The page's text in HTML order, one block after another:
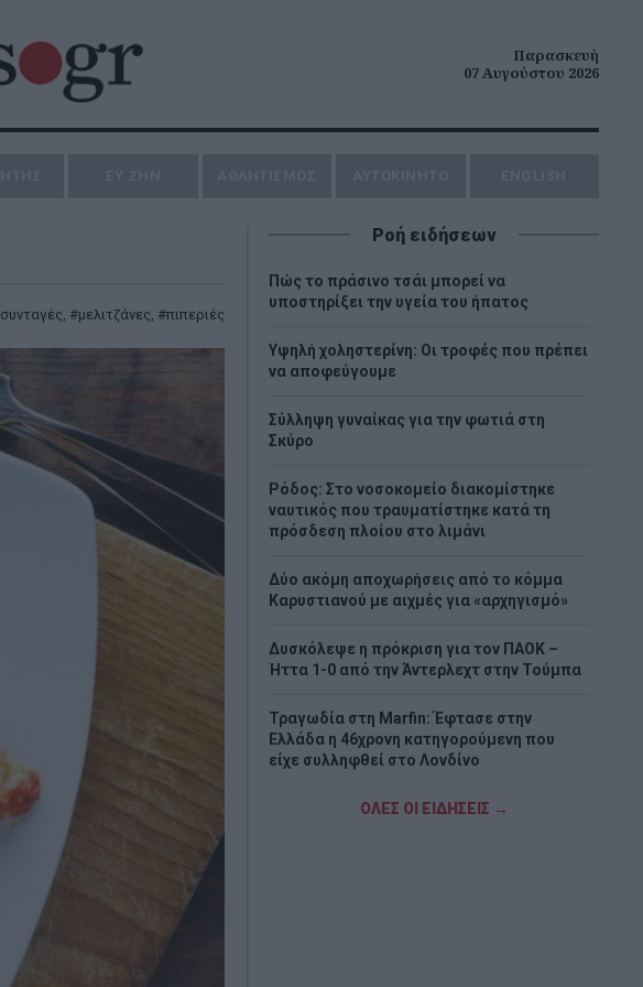
Παρασκευή
07 Αυγούστου 2026
συνταγές, μελιτζάνες, πιπεριές
Ροή ειδήσεων
Πώς το πράσινο τσάι μπορεί να
υποστηρίξει την υγεία του ήπατος
Υψηλή χοληστερίνη: Οι τροφές που πρέπει
να αποφεύγουμε
Σύλληψη γυναίκας για την φωτιά στη
Σκύρο
Ρόδος: Στο νοσοκομείο διακομίστηκε
ναυτικός που τραυματίστηκε κατά τη
πρόσδεση πλοίου στο λιμάνι
Δύο ακόμη αποχωρήσεις από το κόμμα
Καρυστιανού με αιχμές για «αρχηγισμό»
Δυσκόλεψε η πρόκριση για τον ΠΑΟΚ –
Ήττα 1-0 από την Άντερλεχτ στην Τούμπα
Τραγωδία στη Marfin: Έφτασε στην
Ελλάδα η 46χρονη κατηγορούμενη που
είχε συλληφθεί στο Λονδίνο
Τζόκερ: Η κλήρωση της Πέμπτης - Οι
ΟΛΕΣ ΟΙ ΕΙΔΗΣΕΙΣ →